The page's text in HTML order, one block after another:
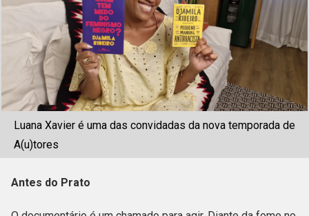
Luana Xavier é uma das convidadas da nova temporada de
A(u)tores
Antes do Prato